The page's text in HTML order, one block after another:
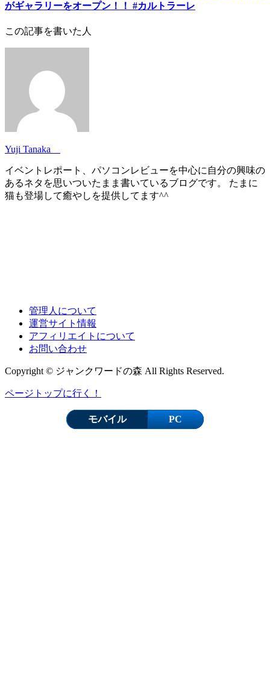
がギャラリーをオープン！！ #カルトラーレ
この記事を書いた人
Yuji Tanaka
イベントレポート、パソコンレビューを中心に自分の興味の
あるネタを思いついたまま書いているブログです。 たまに
猫も登場して癒やしを提供してます^^
管理人について
運営サイト情報
アフィリエイトについて
お問い合わせ
Copyright © ジャンクワードの森 All Rights Reserved.
ページトップに行く！
モバイル PC